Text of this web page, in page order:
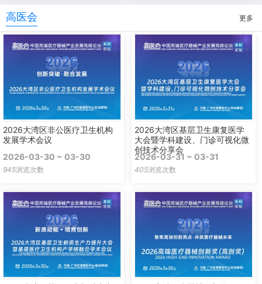
高医会 更多
2026大湾区非公医疗卫生机构
发展学术会议
2026-03-30 ~ 03-30
945浏览次数
2026大湾区基层卫生康复医学
大会暨学科建设、门诊可视化微
创技术分享会
2026-03-31 ~ 03-31
405浏览次数